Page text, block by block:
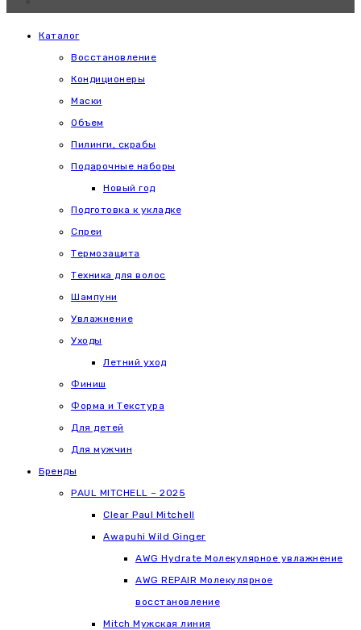
Каталог
Восстановление
Кондиционеры
Маски
Объем
Пилинги, скрабы
Подарочные наборы
Новый год
Подготовка к укладке
Спреи
Термозащита
Техника для волос
Шампуни
Увлажнение
Уходы
Летний уход
Финиш
Форма и Текстура
Для детей
Для мужчин
Бренды
PAUL MITCHELL – 2025
Clear Paul Mitchell
Awapuhi Wild Ginger
AWG Hydrate Молекулярное увлажнение
AWG REPAIR Молекулярное
восстановление
Mitch Мужская линия